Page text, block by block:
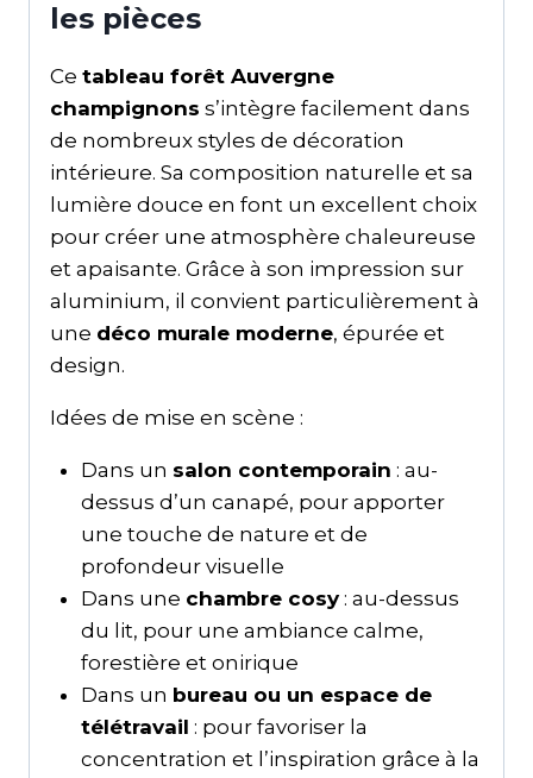
les pièces
Ce tableau forêt Auvergne
champignons s’intègre facilement dans
de nombreux styles de décoration
intérieure. Sa composition naturelle et sa
lumière douce en font un excellent choix
pour créer une atmosphère chaleureuse
et apaisante. Grâce à son impression sur
aluminium, il convient particulièrement à
une déco murale moderne, épurée et
design.
Idées de mise en scène :
Dans un salon contemporain : au-
dessus d’un canapé, pour apporter
une touche de nature et de
profondeur visuelle
Dans une chambre cosy: au-dessus
du lit, pour une ambiance calme,
forestière et onirique
Dans un bureau ou un espace de
télétravail : pour favoriser la
concentration et l’inspiration grâce à la